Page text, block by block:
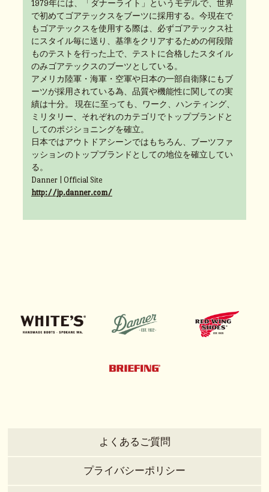
1979年には、「ダナーライト」というモデルで、世界
で初めてゴアテックスをブーツに採用する。今現在で
もゴアテックスを使用する際は、必ずゴアテックス社
にスタイル毎に送り、基準をクリアするための何段階
ものテストを行った上で、テストに合格したスタイル
のみゴアテックスのブーツとしている。
アメリカ陸軍・海軍・空軍や日本の一部自衛隊にもブ
ーツが採用されている為、品質や機能性に関しての実
績は十分。 現在に至っても、ワーク、ハンティング、
ミリタリー、それぞれのカテゴリでトップブランドと
してのポジショニングを確立。
日本ではアウトドアシーンではもちろん、ブーツファ
ッションのトップブランドとしての地位を確立してい
る。
Danner | Official Site
http://jp.danner.com/
よくあるご質問
プライバシーポリシー